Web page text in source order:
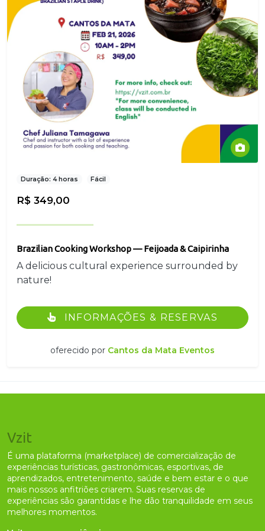
Duração: 4 horas Fácil
R$ 349,00
Brazilian Cooking Workshop — Feijoada & Caipirinha
A delicious cultural experience surrounded by
nature!
INFORMAÇÕES & RESERVAS
oferecido por Cantos da Mata Eventos
Vzit
É uma plataforma (marketplace) de comercialização de
experiências turísticas, gastronômicas, esportivas, de
aprendizados, entretenimento, saúde e bem estar e o que
mais nossos anfitriões criarem. Suas reservas de
experiências são garantidas e lhe dão tranquilidade em seus
melhores momentos.